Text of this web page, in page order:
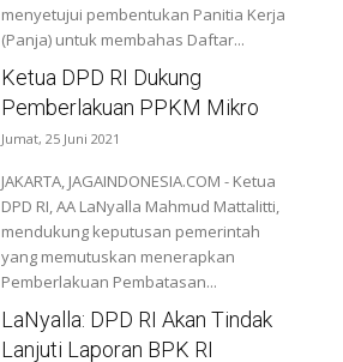
menyetujui pembentukan Panitia Kerja
(Panja) untuk membahas Daftar...
Ketua DPD RI Dukung
Pemberlakuan PPKM Mikro
Jumat, 25 Juni 2021
JAKARTA, JAGAINDONESIA.COM - Ketua
DPD RI, AA LaNyalla Mahmud Mattalitti,
mendukung keputusan pemerintah
yang memutuskan menerapkan
Pemberlakuan Pembatasan...
LaNyalla: DPD RI Akan Tindak
Lanjuti Laporan BPK RI